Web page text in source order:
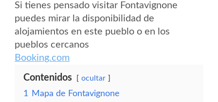
Si tienes pensado visitar Fontavignone
puedes mirar la disponibilidad de
alojamientos en este pueblo o en los
pueblos cercanos
Booking.com
Contenidos ocultar
1
Mapa de Fontavignone